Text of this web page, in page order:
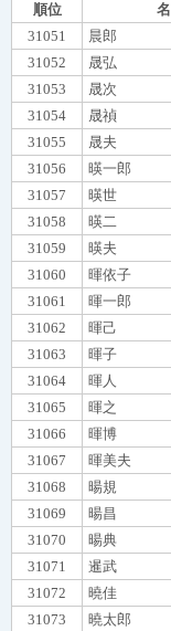
順位 名
31051
晨郎
31052
晟弘
31053
晟次
31054
晟禎
31055
晟夫
31056
暎一郎
31057
暎世
31058
暎二
31059
暎夫
31060
暉依子
31061
暉一郎
31062
暉己
31063
暉子
31064
暉人
31065
暉之
31066
暉博
31067
暉美夫
31068
暘規
31069
暘昌
31070
暘典
31071
暹武
31072
曉佳
31073
曉太郎